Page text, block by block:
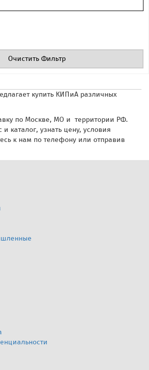
Очистить Фильтр
купить КИПиА различных
по Москве, МО и территории РФ.
каталог, узнать цену, условия
к нам по телефону или отправив